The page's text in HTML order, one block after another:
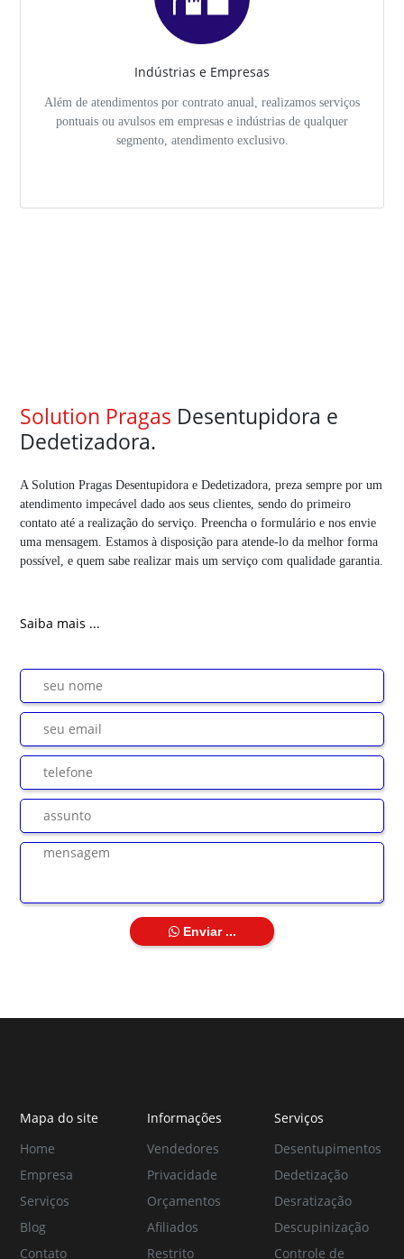
Indústrias e Empresas
Além de atendimentos por contrato anual, realizamos serviços
pontuais ou avulsos em empresas e indústrias de qualquer
segmento, atendimento exclusivo.
Solution Pragas Desentupidora e
Dedetizadora.
A Solution Pragas Desentupidora e Dedetizadora, preza sempre por um
atendimento impecável dado aos seus clientes, sendo do primeiro
contato até a realização do serviço. Preencha o formulário e nos envie
uma mensagem. Estamos à disposição para atende-lo da melhor forma
possível, e quem sabe realizar mais um serviço com qualidade garantia.
Saiba mais ...
Enviar ...
Mapa do site
Home
Empresa
Serviços
Blog
Contato
Informações
Vendedores
Privacidade
Orçamentos
Afiliados
Restrito
Serviços
Desentupimentos
Dedetização
Desratização
Descupinização
Controle de